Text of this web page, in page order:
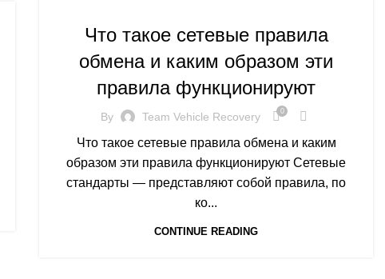
Что такое сетевые правила
обмена и каким образом эти
правила функционируют
By Team Vehicle Recovery 0
Что такое сетевые правила обмена и каким
образом эти правила функционируют Сетевые
стандарты — представляют собой правила, по
ко...
CONTINUE READING